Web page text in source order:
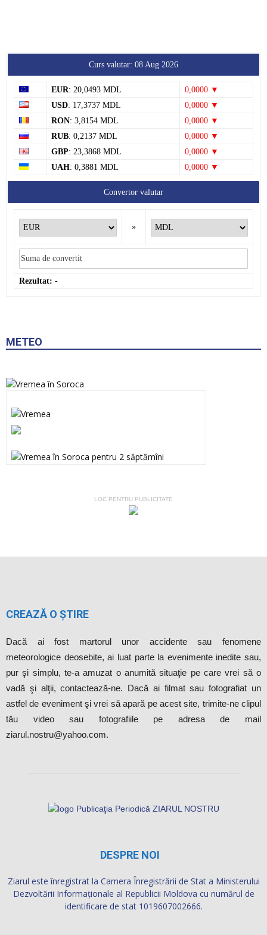
Curs valutar: 08 Aug 2026
EUR: 20,0493 MDL
0,0000 ▼
USD: 17,3737 MDL
0,0000 ▼
RON: 3,8154 MDL
0,0000 ▼
RUB: 0,2137 MDL
0,0000 ▼
GBP: 23,3868 MDL
0,0000 ▼
UAH: 0,3881 MDL 0,0000 ▼
Convertor valutar
»
Rezultat: -
METEO
LOC PENTRU PUBLICITATE
CREAZĂ O ȘTIRE
Dacă ai fost martorul unor accidente sau fenomene
meteorologice deosebite, ai luat parte la evenimente inedite sau,
pur şi simplu, te-a amuzat o anumită situaţie pe care vrei să o
vadă şi alţii, contactează-ne. Dacă ai filmat sau fotografiat un
astfel de eveniment şi vrei să apară pe acest site, trimite-ne clipul
tău video sau fotografiile pe adresa de mail
ziarul.nostru@yahoo.com.
DESPRE NOI
Ziarul este înregistrat la Camera Înregistrării de Stat a Ministerului
Dezvoltării Informaţionale al Republicii Moldova cu numărul de
identificare de stat 1019607002666.